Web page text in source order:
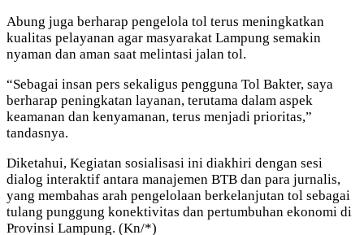
Abung juga berharap pengelola tol terus meningkatkan
kualitas pelayanan agar masyarakat Lampung semakin
nyaman dan aman saat melintasi jalan tol.
“Sebagai insan pers sekaligus pengguna Tol Bakter, saya
berharap peningkatan layanan, terutama dalam aspek
keamanan dan kenyamanan, terus menjadi prioritas,”
tandasnya.
Diketahui, Kegiatan sosialisasi ini diakhiri dengan sesi
dialog interaktif antara manajemen BTB dan para jurnalis,
yang membahas arah pengelolaan berkelanjutan tol sebagai
tulang punggung konektivitas dan pertumbuhan ekonomi di
Provinsi Lampung. (Kn/*)